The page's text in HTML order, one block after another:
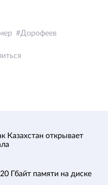
Дорофеев
Казахстан открывает
Гбайт памяти на диске